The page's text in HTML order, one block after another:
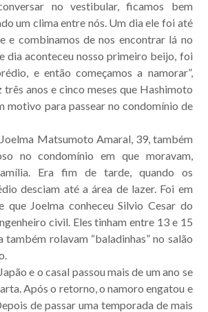
no vestibular, ficamos bem
um clima entre nós. Um dia ele foi até
e combinamos de nos encontrar lá no
dia aconteceu nosso primeiro beijo, foi
e então começamos a namorar”,
três anos e cinco meses que Hashimoto
motivo para passear no condomínio de
Matsumoto Amaral, 39, também
no condomínio em que moravam,
Era fim de tarde, quando os
desciam até a área de lazer. Foi em
que Joelma conheceu Silvio Cesar do
civil. Eles tinham entre 13 e 15
também rolavam “baladinhas” no salão
e o casal passou mais de um ano se
Após o retorno, o namoro engatou e
de passar uma temporada de mais